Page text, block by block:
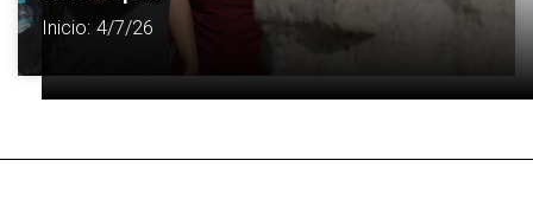
Inicio: 4/7/26